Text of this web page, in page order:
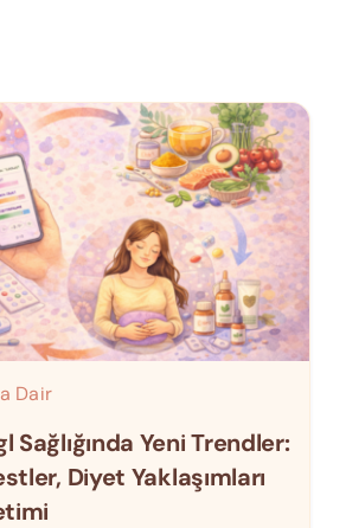
Dair
Sağlığında Yeni Trendler:
Diyet Yaklaşımları